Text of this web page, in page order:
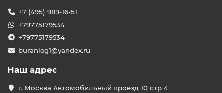
регулирование температуры и экономию
энергии.
Мобильные кондиционеры
Функционал и технологии
Современные кондиционеры оснащены рядом
+7 (495) 989-16-51
+79775179534
+79775179534
buranlog1@yandex.ru
Наш адрес
г. Москва Автомобильный проезд 10 стр 4